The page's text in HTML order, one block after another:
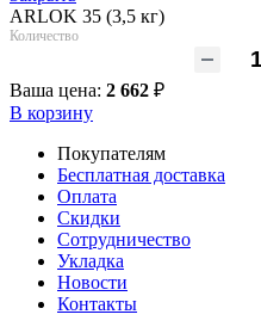
ARLOK 35 (3,5 кг)
Количество
Ваша цена: 2 662 ₽
В корзину
Покупателям
Бесплатная доставка
Оплата
Скидки
Сотрудничество
Укладка
Новости
Контакты